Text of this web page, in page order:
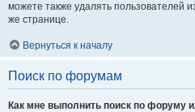
можете также удалять пользователей
же странице.
Вернуться к началу
Поиск по форумам
Как мне выполнить поиск по форуму